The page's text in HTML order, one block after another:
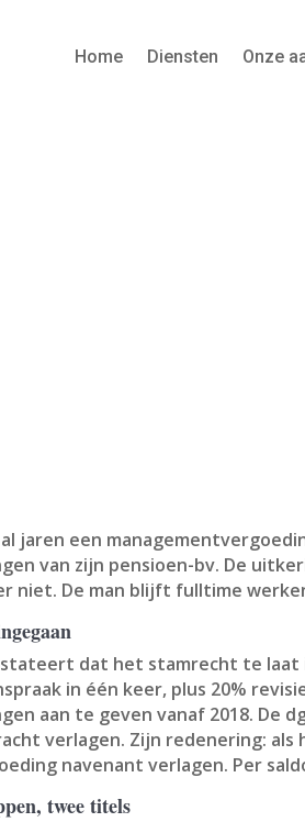
Home Diensten Onze
jaren een
van zijn pensioen-bv. De
niet. De man blijft fulltime
dat het stamrecht te
in één keer, plus 20%
aan te geven vanaf 2018. De
verlagen. Zijn redenering:
navenant verlagen. Per
twee titels